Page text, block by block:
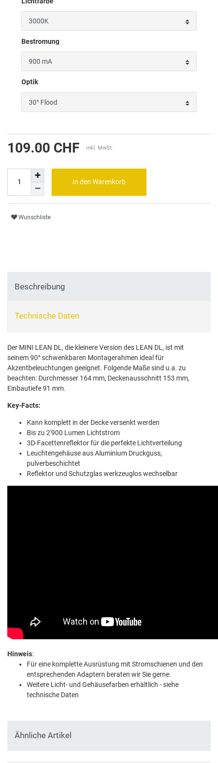
Bestromung
Optik
109.00 CHF inkl. MwSt.
In den Warenkorb
Wunschliste
Beschreibung
Technische Daten
Der MINI LEAN DL, die kleinere Version des LEAN DL, ist mit
seinem 90° schwenkbaren Montagerahmen ideal für
Akzentbeleuchtungen geeignet. Folgende Maße sind u.a. zu
beachten: Durchmesser 164 mm, Deckenausschnitt 153 mm,
Einbautiefe 91 mm.
Key-Facts:
Kann komplett in der Decke versenkt werden
Bis zu 2'900 Lumen Lichtstrom
3D-Facettenreflektor für die perfekte Lichtverteilung
Leuchtengehäuse aus Aluminium Druckguss,
pulverbeschichtet
Reflektor und Schutzglas werkzeuglos wechselbar
Hinweis:
Für eine komplette Ausrüstung mit Stromschienen und den
entsprechenden Adaptern beraten wir Sie gerne.
Weitere Licht- und Gehäusefarben erhältlich - siehe
technische Daten
Ähnliche Artikel